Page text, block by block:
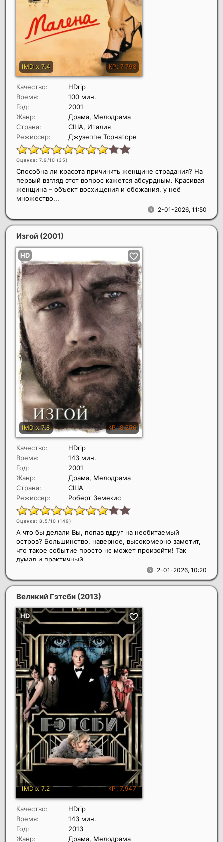
Качество:
HDrip
Время:
100 мин.
Год:
2001
Жанр:
Драма, Мелодрама
Страна:
США, Италия
Режиссер:
Джузеппе Торнаторе
Оценка: 7.9/10 (35)
2-01-2026, 11:50
Способна ли красота причинить женщине страдания? На
первый взгляд этот вопрос кажется абсурдным. Красивая
женщина – объект восхищения и обожания, у неё
множество...
Изгой (2001)
Качество:
HDrip
Время:
143 мин.
Год:
2001
Жанр:
Драма, Мелодрама
Страна:
США
Режиссер:
Роберт Земекис
Оценка: 8.5/10 (149)
2-01-2026, 10:20
А что бы делали Вы, попав вдруг на необитаемый
остров? Большинство, наверное, высокомерно заметит,
что такое событие просто не может произойти! Так
думал и практичный...
Великий Гэтсби (2013)
Качество:
HDrip
Время:
143 мин.
Год:
2013
Жанр:
Драма, Мелодрама